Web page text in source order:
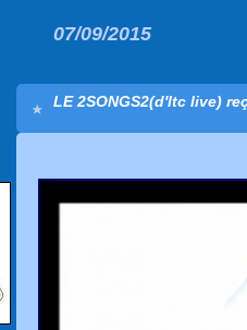
07/09/2015
LE 2SONGS2(d'ltc live)